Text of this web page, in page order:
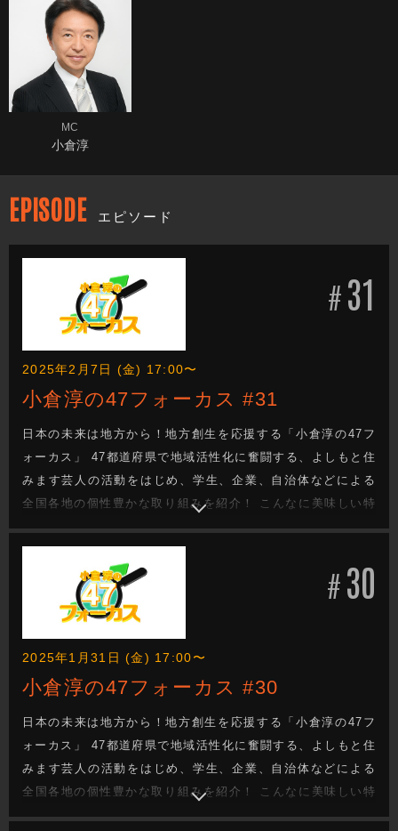
MC
小倉淳
EPISODE エピソード
#31
2025年2月7日 (金) 17:00〜
小倉淳の47フォーカス #31
日本の未来は地方から！地方創生を応援する「小倉淳の47フ
ォーカス」 47都道府県で地域活性化に奮闘する、よしもと住
みます芸人の活動をはじめ、学生、企業、自治体などによる
全国各地の個性豊かな取り組みを紹介！ こんなに美味しい特
産品があるのに・・・。 街の魅力をもっと知ってほし
い・・・。 でも、どうしたらいい？ 日本の未来を次世代へと
つなぐ地方創生成功へのヒントがきっと見つかる！
#30
2025年1月31日 (金) 17:00〜
小倉淳の47フォーカス #30
日本の未来は地方から！地方創生を応援する「小倉淳の47フ
ォーカス」 47都道府県で地域活性化に奮闘する、よしもと住
みます芸人の活動をはじめ、学生、企業、自治体などによる
全国各地の個性豊かな取り組みを紹介！ こんなに美味しい特
産品があるのに・・・。 街の魅力をもっと知ってほし